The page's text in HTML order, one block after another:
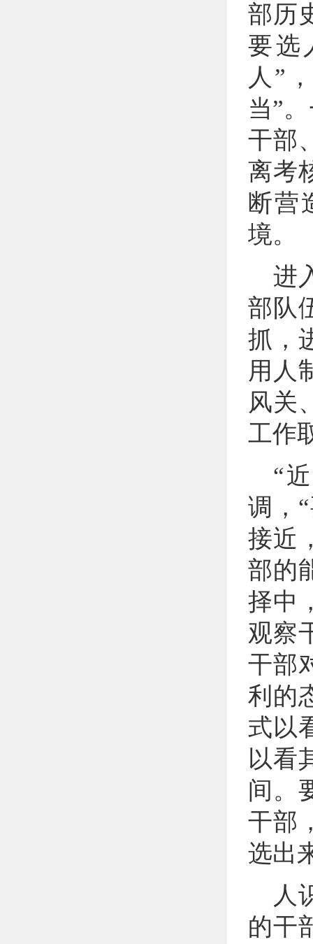
部历
要选
人”
当”
干部
离考
断营
境。
进
部队
抓，
用人
风关
工作
“
调，
接近
部的
择中
观察
干部
利的
式以
以看
间。
干部
选出
人
的干